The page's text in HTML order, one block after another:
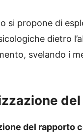
si propone di
dietro
svelando i
del rapporto